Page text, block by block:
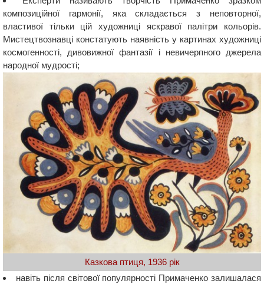
композиційної гармонії, яка складається з неповторної,
властивої тільки цій художниці яскравої палітри кольорів.
Мистецтвознавці констатують наявність у картинах художниці
космогенності, дивовижної фантазії і невичерпного джерела
народної мудрості;
Казкова птиця, 1936 рік
навіть після світової популярності Примаченко залишалася